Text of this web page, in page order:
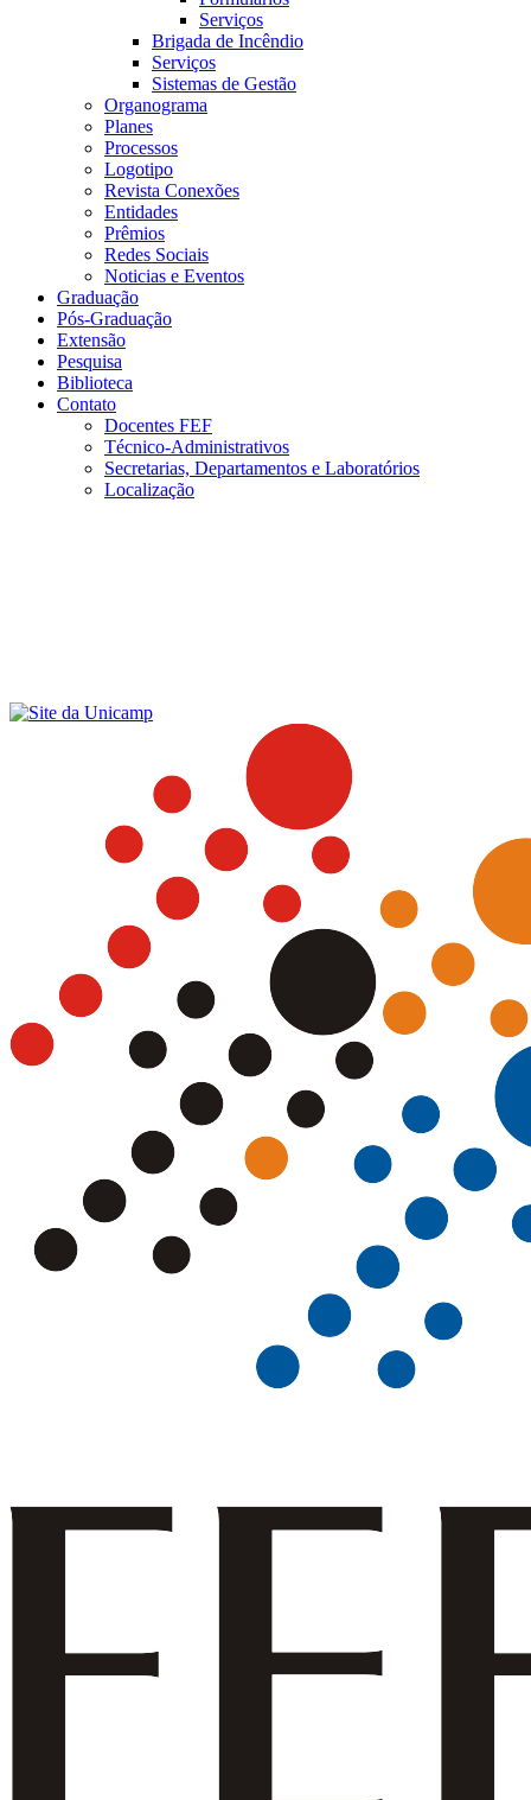
Serviços
Brigada de Incêndio
Serviços
Sistemas de Gestão
Organograma
Planes
Processos
Logotipo
Revista Conexões
Entidades
Prêmios
Redes Sociais
Noticias e Eventos
Graduação
Pós-Graduação
Extensão
Pesquisa
Biblioteca
Contato
Docentes FEF
Técnico-Administrativos
Secretarias, Departamentos e Laboratórios
Localização